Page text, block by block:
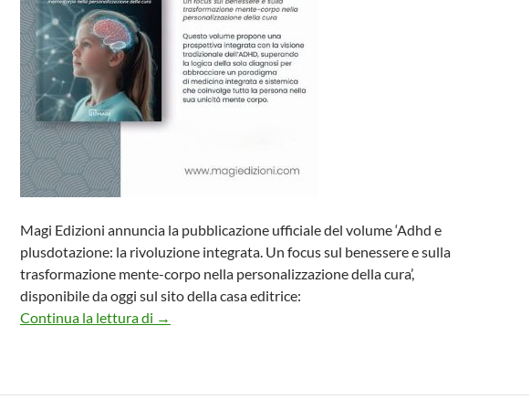
Magi Edizioni annuncia la pubblicazione ufficiale del volume ‘Adhd e
plusdotazione: la rivoluzione integrata. Un focus sul benessere e sulla
trasformazione mente-corpo nella personalizzazione della cura’,
disponibile da oggi sul sito della casa editrice:
Continua la lettura di Magi Edizioni pubblica ‘Adhd e plusdotazione: la rivoluzione
→